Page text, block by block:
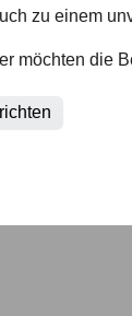
zu einem
möchten die